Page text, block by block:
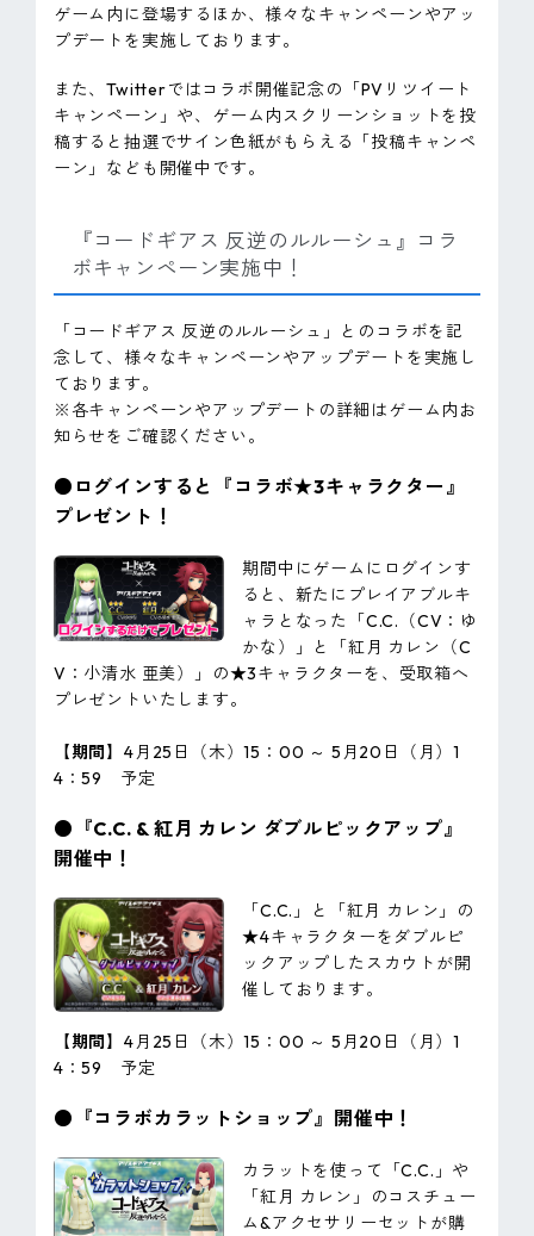
ゲーム内に登場するほか、様々なキャンペーンやアッ
プデートを実施しております。
また、Twitterではコラボ開催記念の「PVリツイート
キャンペーン」や、ゲーム内スクリーンショットを投
稿すると抽選でサイン色紙がもらえる「投稿キャンペ
ーン」なども開催中です。
『コードギアス 反逆のルルーシュ』コラ
ボキャンペーン実施中！
「コードギアス 反逆のルルーシュ」とのコラボを記
念して、様々なキャンペーンやアップデートを実施し
ております。
※各キャンペーンやアップデートの詳細はゲーム内お
知らせをご確認ください。
●ログインすると『コラボ★3キャラクター』
プレゼント！
期間中にゲームにログインす
ると、新たにプレイアブルキ
ャラとなった「C.C.（CV：ゆ
かな）」と「紅月 カレン（C
V：小清水 亜美）」の★3キャラクターを、受取箱へ
プレゼントいたします。
【期間】4月25日（木）15：00 ～ 5月20日（月）1
4：59 予定
●『C.C. & 紅月 カレン ダブルピックアップ』
開催中！
「C.C.」と「紅月 カレン」の
★4キャラクターをダブルピ
ックアップしたスカウトが開
催しております。
【期間】4月25日（木）15：00 ～ 5月20日（月）1
4：59 予定
●『コラボカラットショップ』開催中！
カラットを使って「C.C.」や
「紅月 カレン」のコスチュー
ム&アクセサリーセットが購